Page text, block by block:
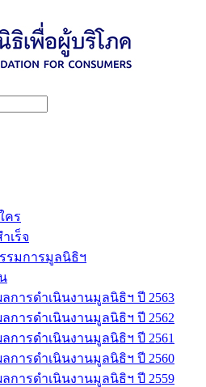
คร
เร็จ
รมการมูลนิธิฯ
ลการดำเนินงานมูลนิธิฯ ปี 2563
ลการดำเนินงานมูลนิธิฯ ปี 2562
ลการดำเนินงานมูลนิธิฯ ปี 2561
ลการดำเนินงานมูลนิธิฯ ปี 2560
ลการดำเนินงานมูลนิธิฯ ปี 2559